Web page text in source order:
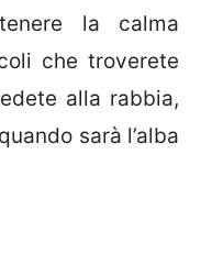
la calma
che troverete
alla rabbia,
sarà l’alba